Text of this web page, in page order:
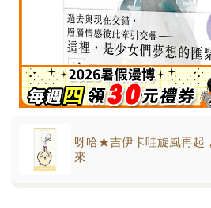
呀哈★吉伊卡哇旋風再起
來